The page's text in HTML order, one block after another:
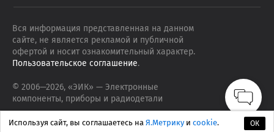
Вся информация представленная на данном
сайте, не является рекламой и публичной
офертой и носит ознакомительный характер.
Пользовательское соглашение.
© 2006—2026, «ЭИК» — Электронные
компоненты, приборы и радиодетали
ОК
Используя сайт, вы соглашаетесь на Я.Метрику и cookie.